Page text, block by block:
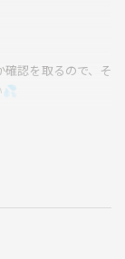
認を取るので、そ
💦